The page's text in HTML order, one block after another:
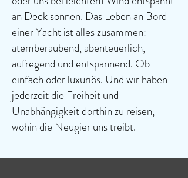
an Deck sonnen. Das Leben an Bord
einer Yacht ist alles zusammen:
atemberaubend, abenteuerlich,
aufregend und entspannend. Ob
einfach oder luxuriös. Und wir haben
jederzeit die Freiheit und
Unabhängigkeit dorthin zu reisen,
wohin die Neugier uns treibt.